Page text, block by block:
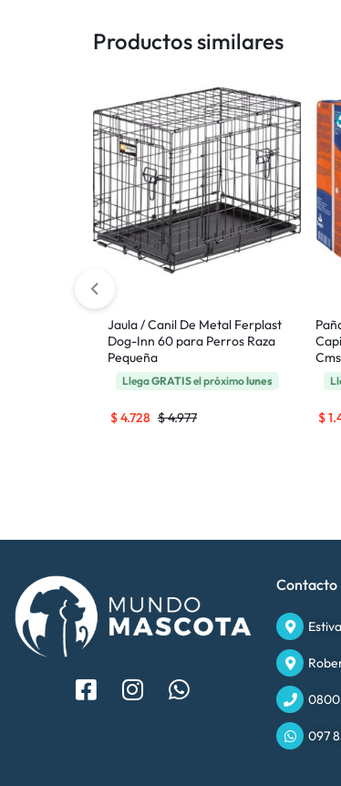
Productos similares
Jaula / Canil De Metal Ferplast
Dog-Inn 60 para Perros Raza
Pequeña
LlegaGRATISel próximolunes
$4.977
$4.728
Cms
$
Contacto
0800
097